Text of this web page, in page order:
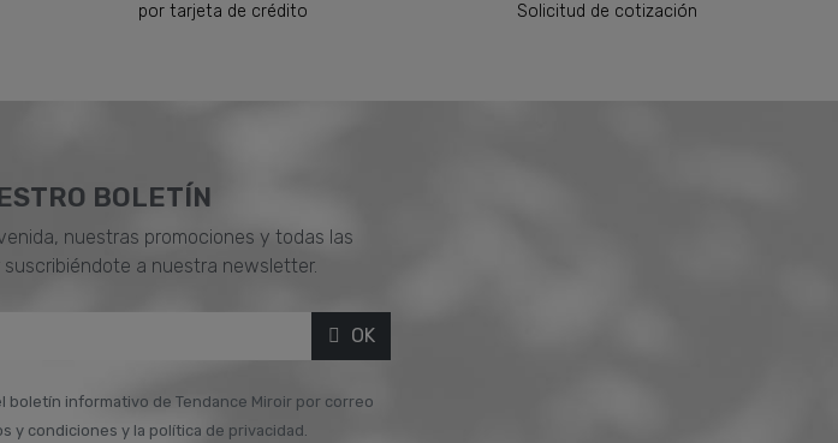
por tarjeta de crédito Solicitud de cotización
BOLETÍN
nuestras promociones y todas las
a nuestra newsletter.
OK
boletín informativo de Tendance Miroir por correo
y condiciones y la política de privacidad.